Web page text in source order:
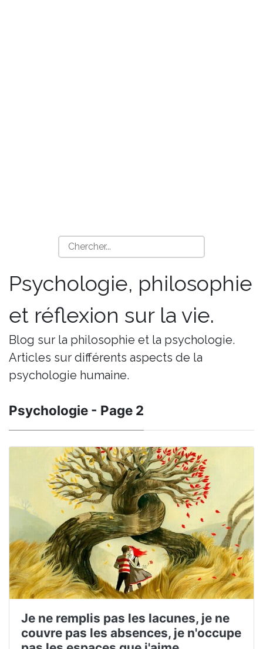
Psychologie, philosophie
et réflexion sur la vie.
Blog sur la philosophie et la psychologie.
Articles sur différents aspects de la
psychologie humaine.
Psychologie - Page 2
Je ne remplis pas les lacunes, je ne
couvre pas les absences, je n'occupe